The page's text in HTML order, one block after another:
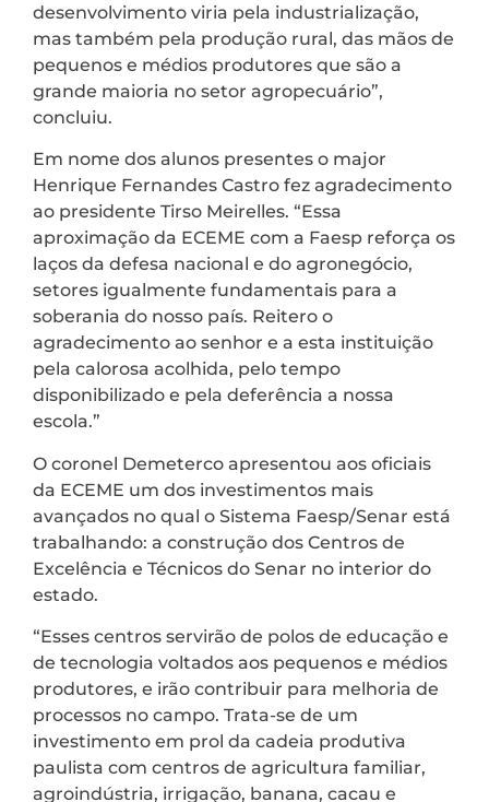
desenvolvimento viria pela industrialização,
mas também pela produção rural, das mãos de
pequenos e médios produtores que são a
grande maioria no setor agropecuário”,
concluiu.
Em nome dos alunos presentes o major
Henrique Fernandes Castro fez agradecimento
ao presidente Tirso Meirelles. “Essa
aproximação da ECEME com a Faesp reforça os
laços da defesa nacional e do agronegócio,
setores igualmente fundamentais para a
soberania do nosso país. Reitero o
agradecimento ao senhor e a esta instituição
pela calorosa acolhida, pelo tempo
disponibilizado e pela deferência a nossa
escola.”
O coronel Demeterco apresentou aos oficiais
da ECEME um dos investimentos mais
avançados no qual o Sistema Faesp/Senar está
trabalhando: a construção dos Centros de
Excelência e Técnicos do Senar no interior do
estado.
“Esses centros servirão de polos de educação e
de tecnologia voltados aos pequenos e médios
produtores, e irão contribuir para melhoria de
processos no campo. Trata-se de um
investimento em prol da cadeia produtiva
paulista com centros de agricultura familiar,
agroindústria, irrigação, banana, cacau e